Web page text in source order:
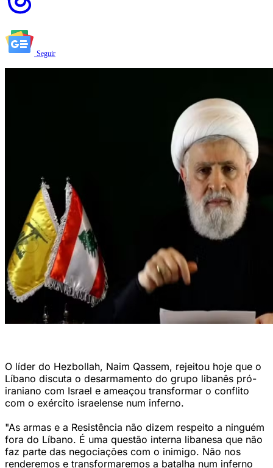
Seguir
O líder do Hezbollah, Naim Qassem, rejeitou hoje que o
Líbano discuta o desarmamento do grupo libanês pró-
iraniano com Israel e ameaçou transformar o conflito
com o exército israelense num inferno.
"As armas e a Resistência não dizem respeito a ninguém
fora do Líbano. É uma questão interna libanesa que não
faz parte das negociações com o inimigo. Não nos
renderemos e transformaremos a batalha num inferno